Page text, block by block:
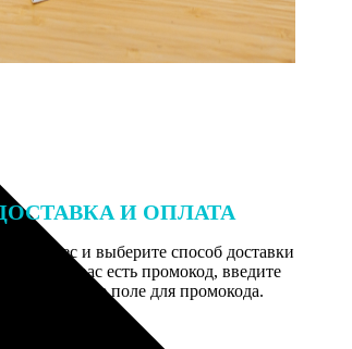
И ОПЛАТА
адрес и выберите способ доставки
Если у вас есть промокод, введите
в специальное поле для промокода.